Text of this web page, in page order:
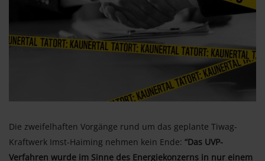
Die zweifelhaften Vorgänge rund um das geplante Tiwag-
Kraftwerk Imst-Haiming nehmen kein Ende: “Das UVP-
Verfahren wurde im Sinne des Energiekonzerns in nur einem